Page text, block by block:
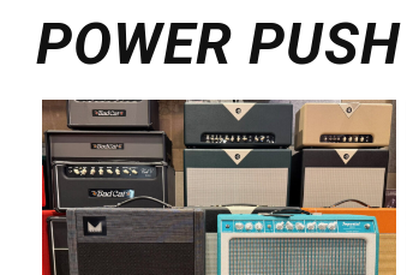
POWER PUSH